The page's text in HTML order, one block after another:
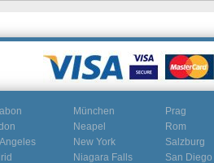
München
Neapel
New York
Niagara Falls
Prag
Rom
Salzburg
San Diego